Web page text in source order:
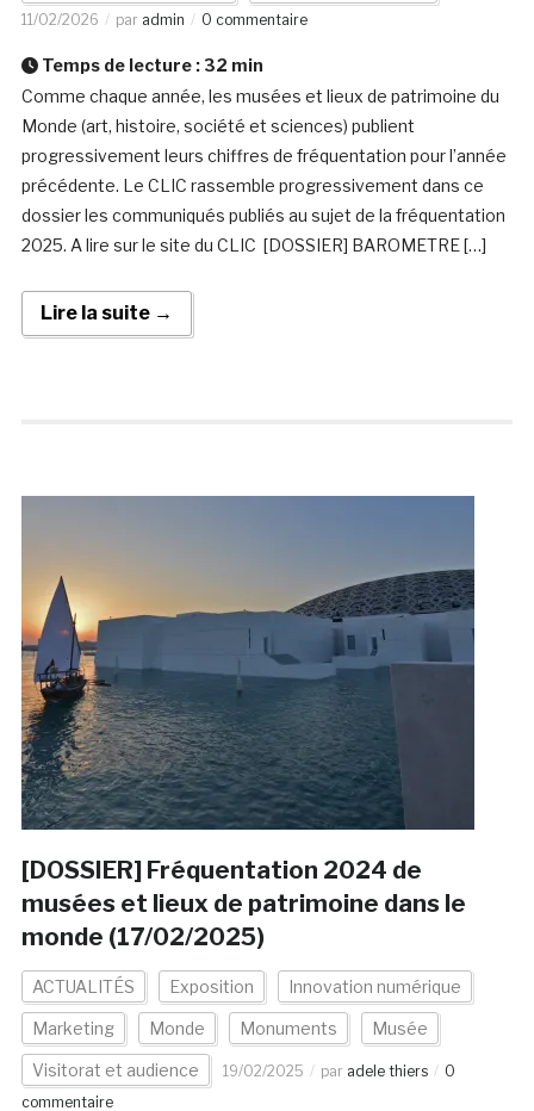
11/02/2026 par admin 0 commentaire
Temps de lecture : 32 min
Comme chaque année, les musées et lieux de patrimoine du
Monde (art, histoire, société et sciences) publient
progressivement leurs chiffres de fréquentation pour l’année
précédente. Le CLIC rassemble progressivement dans ce
dossier les communiqués publiés au sujet de la fréquentation
2025. A lire sur le site du CLIC [DOSSIER] BAROMETRE […]
Lire la suite →
[DOSSIER] Fréquentation 2024 de
musées et lieux de patrimoine dans le
monde (17/02/2025)
ACTUALITÉS Exposition Innovation numérique
Marketing Monde Monuments Musée
Visitorat et audience 19/02/2025 par adele thiers
0
commentaire